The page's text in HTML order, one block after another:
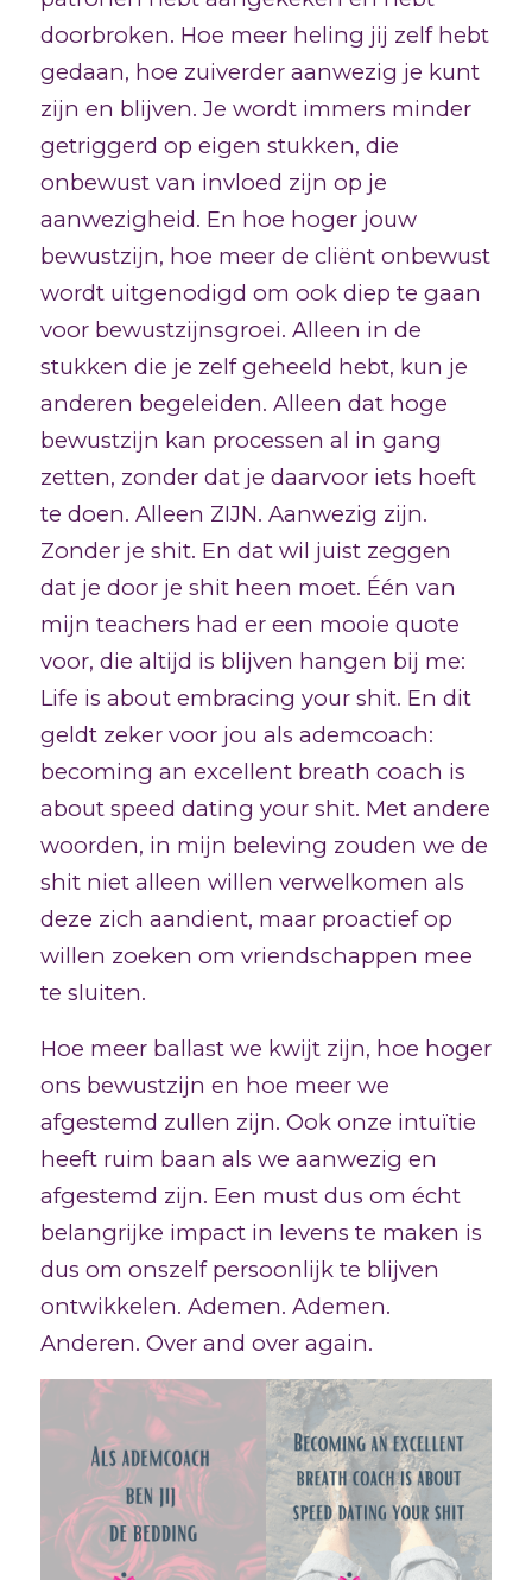
doorbroken. Hoe meer heling jij zelf hebt
gedaan, hoe zuiverder aanwezig je kunt
zijn en blijven. Je wordt immers minder
getriggerd op eigen stukken, die
onbewust van invloed zijn op je
aanwezigheid. En hoe hoger jouw
bewustzijn, hoe meer de cliënt onbewust
wordt uitgenodigd om ook diep te gaan
voor bewustzijnsgroei. Alleen in de
stukken die je zelf geheeld hebt, kun je
anderen begeleiden. Alleen dat hoge
bewustzijn kan processen al in gang
zetten, zonder dat je daarvoor iets hoeft
te doen. Alleen ZIJN. Aanwezig zijn.
Zonder je shit. En dat wil juist zeggen
dat je door je shit heen moet. Één van
mijn teachers had er een mooie quote
voor, die altijd is blijven hangen bij me:
Life is about embracing your shit. En dit
geldt zeker voor jou als ademcoach:
becoming an excellent breath coach is
about speed dating your shit. Met andere
woorden, in mijn beleving zouden we de
shit niet alleen willen verwelkomen als
deze zich aandient, maar proactief op
willen zoeken om vriendschappen mee
te sluiten.
Hoe meer ballast we kwijt zijn, hoe hoger
ons bewustzijn en hoe meer we
afgestemd zullen zijn. Ook onze intuïtie
heeft ruim baan als we aanwezig en
afgestemd zijn. Een must dus om écht
belangrijke impact in levens te maken is
dus om onszelf persoonlijk te blijven
ontwikkelen. Ademen. Ademen.
Anderen. Over and over again.